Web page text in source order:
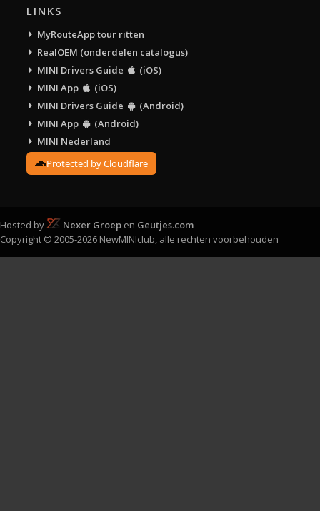
LINKS
MyRouteApp tour ritten
RealOEM (onderdelen catalogus)
MINI Drivers Guide
(iOS)
MINI App
(iOS)
MINI Drivers Guide
(Android)
MINI App
(Android)
MINI Nederland
Protected by Cloudflare
Hosted by Nexer Groep en Geutjes.com
Copyright © 2005-2026 NewMINIclub, alle rechten voorbehouden